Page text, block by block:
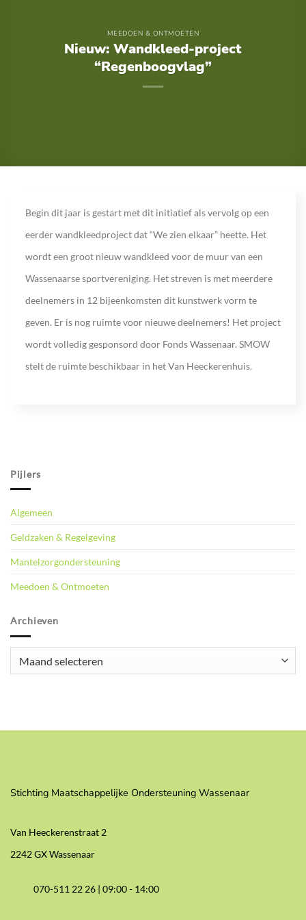
MEEDOEN & ONTMOETEN
Nieuw: Wandkleed-project
“Regenboogvlag”
Pijlers
Algemeen
Geldzaken & Regelgeving
Mantelzorgondersteuning
Meedoen & Ontmoeten
Archieven
Begin dit jaar is gestart met dit initiatief als vervolg op een
eerder wandkleedproject dat “We zien elkaar” heette. Het
wordt een groot nieuw wandkleed voor de muur van een
Wassenaarse sportvereniging. Het streven is met meerdere
deelnemers in 12 bijeenkomsten dit kunstwerk vorm te
geven. Er is nog ruimte voor nieuwe deelnemers! Het project
wordt volledig gesponsord door Fonds Wassenaar. SMOW
stelt de ruimte beschikbaar in het Van Heeckerenhuis.
Stichting Maatschappelijke Ondersteuning Wassenaar
Van Heeckerenstraat 2
2242 GX Wassenaar
070-511 22 26 |09:00 - 14:00